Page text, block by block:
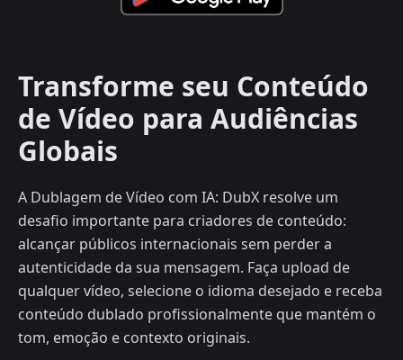
Transforme seu Conteúdo
de Vídeo para Audiências
Globais
A Dublagem de Vídeo com IA: DubX resolve um
desafio importante para criadores de conteúdo:
alcançar públicos internacionais sem perder a
autenticidade da sua mensagem. Faça upload de
qualquer vídeo, selecione o idioma desejado e receba
conteúdo dublado profissionalmente que mantém o
tom, emoção e contexto originais.